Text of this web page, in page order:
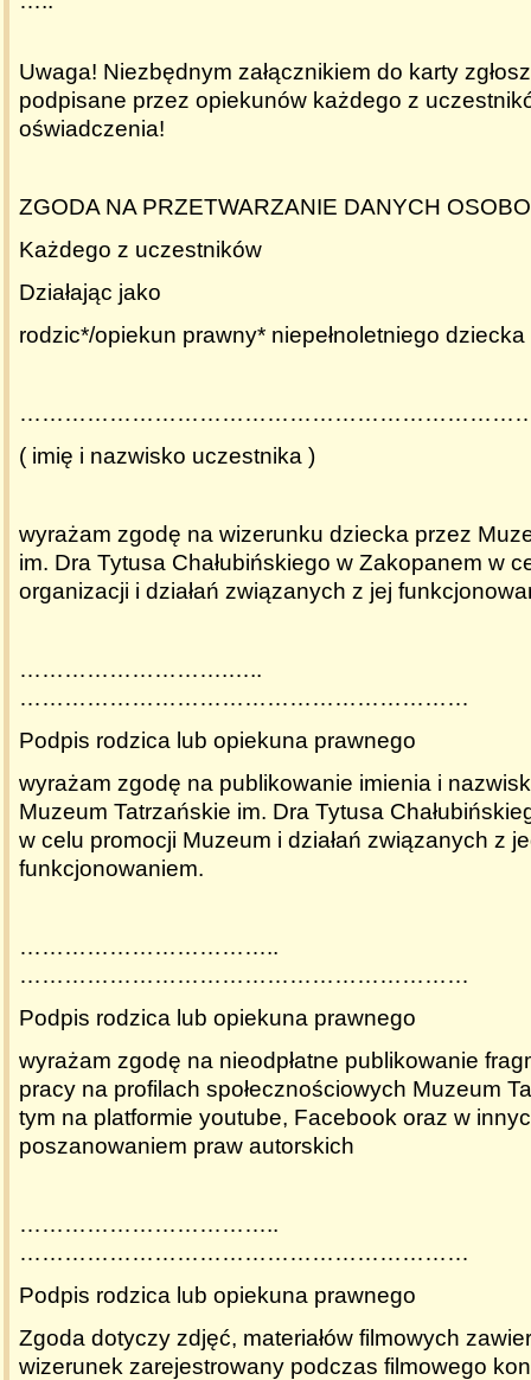
Uwaga! Niezbędnym załącznikiem do karty
podpisane przez opiekunów każdego z
oświadczenia!
ZGODA NA PRZETWARZANIE DANYCH
Każdego z uczestników
Działając jako
rodzic*/opiekun prawny* niepełnoletniego dziecka
( imię i nazwisko uczestnika )
wyrażam zgodę na wizerunku dziecka przez
im. Dra Tytusa Chałubińskiego w Zakopanem w
organizacji i działań związanych z jej
……………………….…..
……………………………………………………
Podpis rodzica lub opiekuna prawnego
wyrażam zgodę na publikowanie imienia i
Muzeum Tatrzańskie im. Dra Tytusa
w celu promocji Muzeum i działań związanych z
funkcjonowaniem.
……………………………..
……………………………………………………
Podpis rodzica lub opiekuna prawnego
wyrażam zgodę na nieodpłatne publikowanie
pracy na profilach społecznościowych Muzeum
tym na platformie youtube, Facebook oraz w
poszanowaniem praw autorskich
……………………………..
……………………………………………………
Podpis rodzica lub opiekuna prawnego
Zgoda dotyczy zdjęć, materiałów filmowych
wizerunek zarejestrowany podczas filmowego